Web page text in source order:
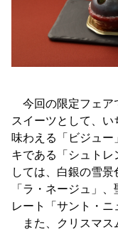
今回の限定フェア
スイーツとして、
味わえる「ビジュ
キである「シュトレ
しては、白銀の雪
「ラ・ネージュ」
レート「サント・ニ
また、クリスマス